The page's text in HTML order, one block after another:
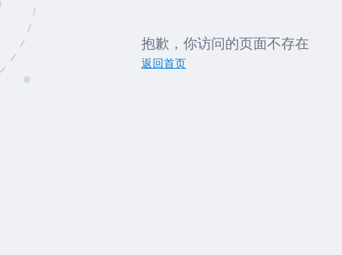
抱歉，你访问的页面不存在
返回首页